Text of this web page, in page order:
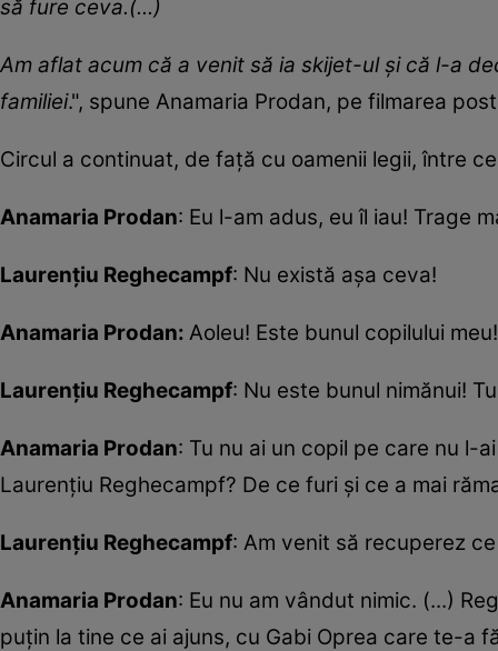
să fure ceva.(...)
Am aflat acum că a venit să ia skijet-ul și că l-a
familiei.", spune Anamaria Prodan, pe filmarea
Circul a continuat, de față cu oamenii legii, între
Anamaria Prodan: Eu l-am adus, eu îl iau! Trage
Laurențiu Reghecampf: Nu există așa ceva!
Anamaria Prodan: Aoleu! Este bunul copilului meu!
Laurențiu Reghecampf: Nu este bunul nimănui!
Anamaria Prodan: Tu nu ai un copil pe care nu l-
Laurențiu Reghecampf? De ce furi și ce a mai
Laurențiu Reghecampf: Am venit să recuperez
Anamaria Prodan: Eu nu am vândut nimic. (...)
puțin la tine ce ai ajuns, cu Gabi Oprea care te-